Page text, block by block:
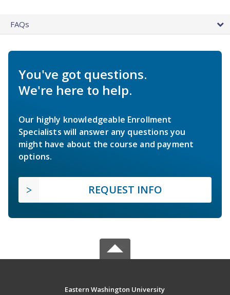
FAQs
You've got questions.
We're here to help.
Our highly knowledgeable Enrollment
Specialists will answer any questions you
might have about the course and payment
options.
REQUEST INFO
Eastern Washington University